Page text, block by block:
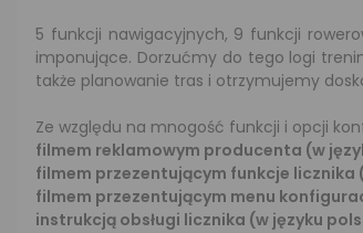
5 funkcji nawigacyjnych, 9 funkcji
imponujące. Dorzućmy do tego logi
także planowanie tras i otrzymujemy
Ze względu na mnogość funkcji i opcji
filmem reklamowym producenta (w
filmem przezentującym funkcje licznika
filmem przezentującym menu
instrukcją obsługi licznika (w języku